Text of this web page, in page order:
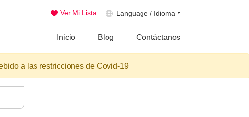
Ver Mi Lista Language / Idioma
Inicio Blog Contáctanos
a las restricciones de Covid-19